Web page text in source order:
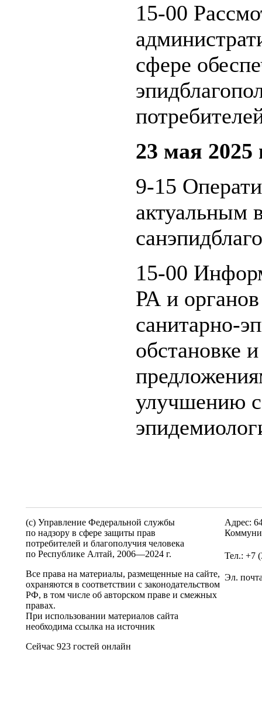
15-00
сфере
23 мая 2025
9-15
актуальным
15-00
РА и
санитарно-
обстановке
улучшению
(c) Управление Федеральной службы
по надзору в сфере защиты прав
потребителей и благополучия человека
по Республике Алтай, 2006—2024 г.
Все права на материалы, размещенные на сайте,
охраняются в соответствии с законодательством
РФ, в том числе об авторском праве и смежных
правах.
При использовании материалов сайта
необходима ссылка на источник
Сейчас 923 гостей онлайн
Адрес:
Тел.: +7
Эл.